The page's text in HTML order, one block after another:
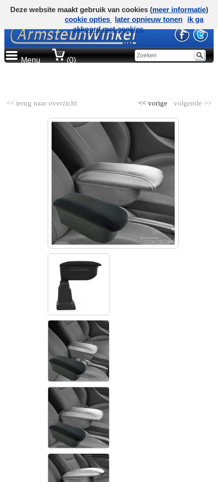
Menu (0)
<< terug naar overzicht volgende >>
<< vorige
Deze website maakt gebruik van cookies (meer informatie)
cookie opties
later opnieuw tonen
ik ga
akkoord met cookies